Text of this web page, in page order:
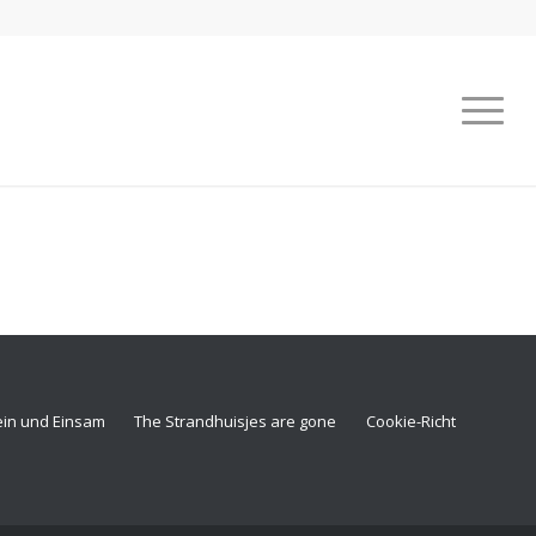
und Einsam The Strandhuisjes are gone Cookie-Richtlinie (EU)